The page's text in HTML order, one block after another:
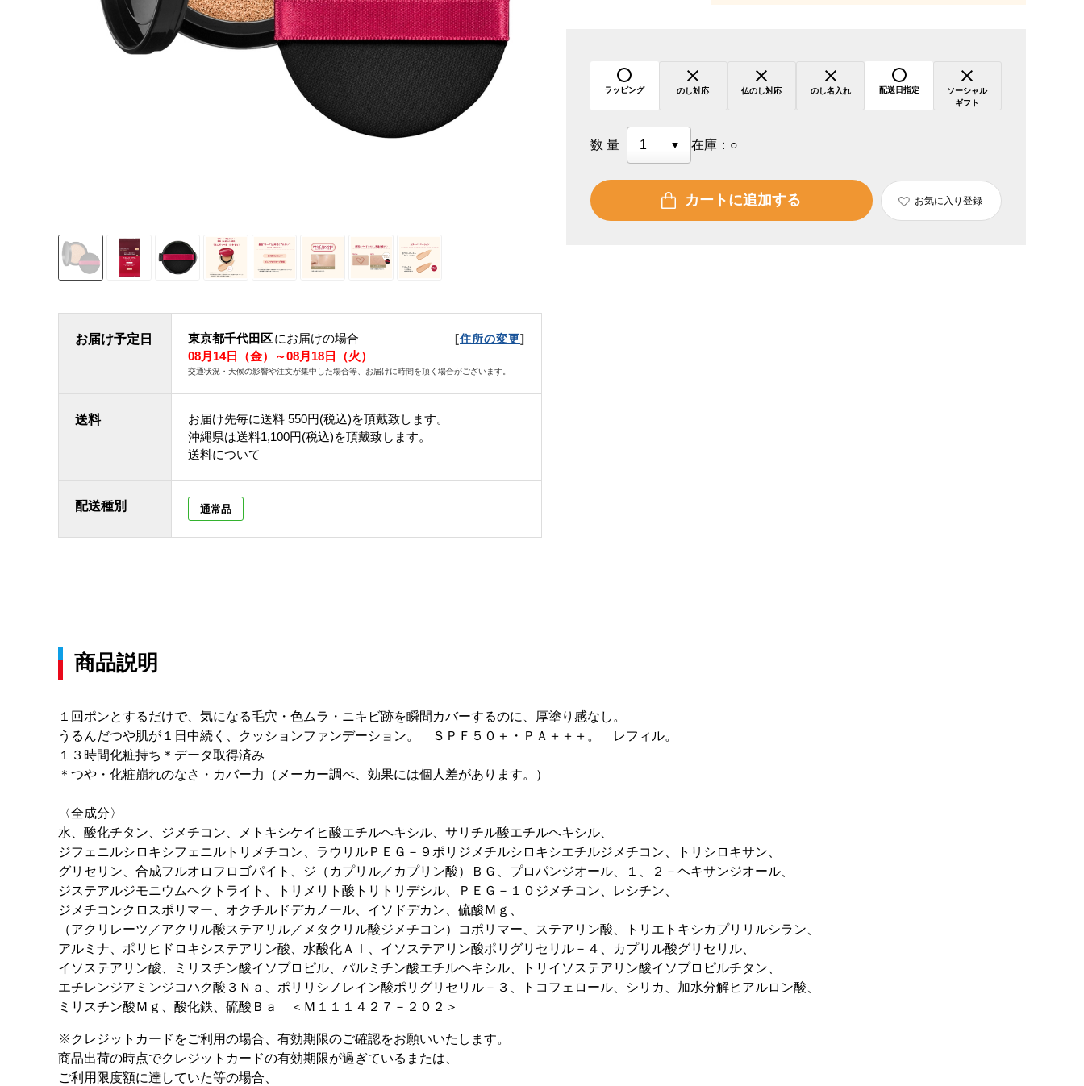
お届け予定日 東京都千代田区にお届けの場合 [住所の変更]
08月14日（金）～08月18日（火）
交通状況・天候の影響や注文が集中した場合等、お届けに時間を頂く場合がございます。
送料 お届け先毎に送料 550円(税込)を頂戴致します。
沖縄県は送料1,100円(税込)を頂戴致します。
送料について
配送種別 通常品
ラッピング のし対応 仏のし対応 のし名入れ 配送日指定
ソーシャル
ギフト
数量 在庫： ○
カートに追加する お気に入り登録
商品説明
１回ポンとするだけで、気になる毛穴・色ムラ・ニキビ跡を瞬間カバーするのに、厚塗り感なし。
うるんだつや肌が１日中続く、クッションファンデーション。 ＳＰＦ５０＋・ＰＡ＋＋＋。 レフィル。
１３時間化粧持ち＊データ取得済み
＊つや・化粧崩れのなさ・カバー力（メーカー調べ、効果には個人差があります。）
〈全成分〉
水、酸化チタン、ジメチコン、メトキシケイヒ酸エチルヘキシル、サリチル酸エチルヘキシル、
ジフェニルシロキシフェニルトリメチコン、ラウリルＰＥＧ－９ポリジメチルシロキシエチルジメチコン、トリシロキサン、
グリセリン、合成フルオロフロゴパイト、ジ（カプリル／カプリン酸）ＢＧ、プロパンジオール、１、２－ヘキサンジオール、
ジステアルジモニウムヘクトライト、トリメリト酸トリトリデシル、ＰＥＧ－１０ジメチコン、レシチン、
ジメチコンクロスポリマー、オクチルドデカノール、イソドデカン、硫酸Ｍｇ、
（アクリレーツ／アクリル酸ステアリル／メタクリル酸ジメチコン）コポリマー、ステアリン酸、トリエトキシカプリリルシラン、
アルミナ、ポリヒドロキシステアリン酸、水酸化Ａｌ、イソステアリン酸ポリグリセリル－４、カプリル酸グリセリル、
イソステアリン酸、ミリスチン酸イソプロピル、パルミチン酸エチルヘキシル、トリイソステアリン酸イソプロピルチタン、
エチレンジアミンジコハク酸３Ｎａ、ポリリシノレイン酸ポリグリセリル－３、トコフェロール、シリカ、加水分解ヒアルロン酸、
ミリスチン酸Ｍｇ、酸化鉄、硫酸Ｂａ ＜Ｍ１１１４２７－２０２＞
※クレジットカードをご利用の場合、有効期限のご確認をお願いいたします。
商品出荷の時点でクレジットカードの有効期限が過ぎているまたは、
ご利用限度額に達していた等の場合、